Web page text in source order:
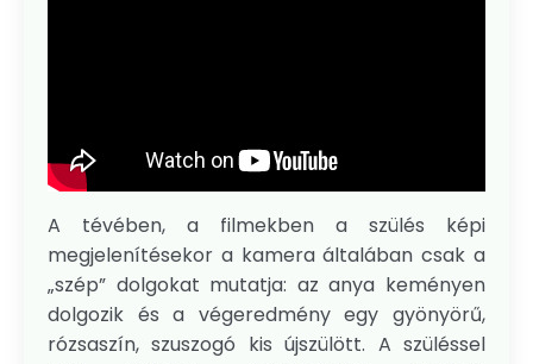
A tévében, a filmekben a szülés képi
megjelenítésekor a kamera általában csak a
„szép” dolgokat mutatja: az anya keményen
dolgozik és a végeredmény egy gyönyörű,
rózsaszín, szuszogó kis újszülött. A szüléssel